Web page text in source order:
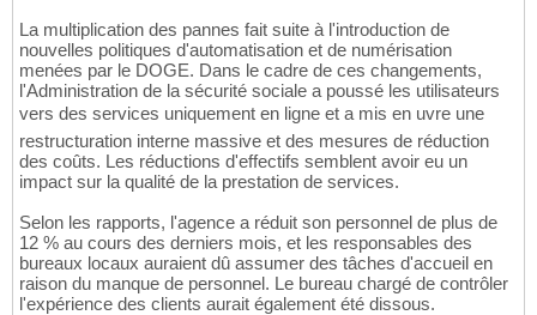
La multiplication des pannes fait suite à l'introduction de
nouvelles politiques d'automatisation et de numérisation
menées par le DOGE. Dans le cadre de ces changements,
l'Administration de la sécurité sociale a poussé les utilisateurs
vers des services uniquement en ligne et a mis en uvre une
restructuration interne massive et des mesures de réduction
des coûts. Les réductions d'effectifs semblent avoir eu un
impact sur la qualité de la prestation de services.
Selon les rapports, l'agence a réduit son personnel de plus de
12 % au cours des derniers mois, et les responsables des
bureaux locaux auraient dû assumer des tâches d'accueil en
raison du manque de personnel. Le bureau chargé de contrôler
l'expérience des clients aurait également été dissous.